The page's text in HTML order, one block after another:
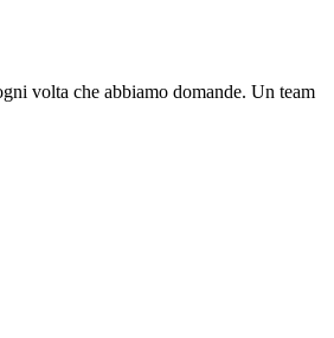
volta che abbiamo domande. Un team